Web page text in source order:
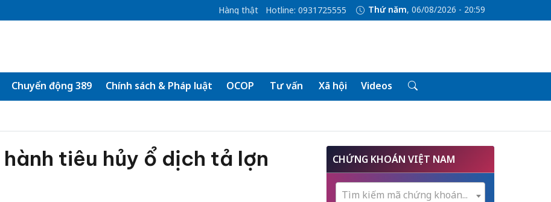
Hàng thật Hotline: 0931725555 Thứ năm, 06/08/2026 - 20:59
Chuyển động 389 Chính sách & Pháp luật OCOP Tư vấn Xã hội Videos
tiêu hủy ổ dịch tả lợn
CHỨNG KHOÁN VIỆT NAM
Tìm kiếm mã chứng khoán...